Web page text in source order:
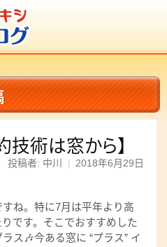
技術は窓から】
投稿者: 中川 | 2018年6月29日
ね。特に7月は平年より高
です。そこでおすすめした
ス🎶今ある窓に “プラス” イ